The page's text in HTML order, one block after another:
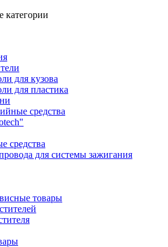
категории
для кузова
для пластика
средства
средства
для системы зажигания
товары